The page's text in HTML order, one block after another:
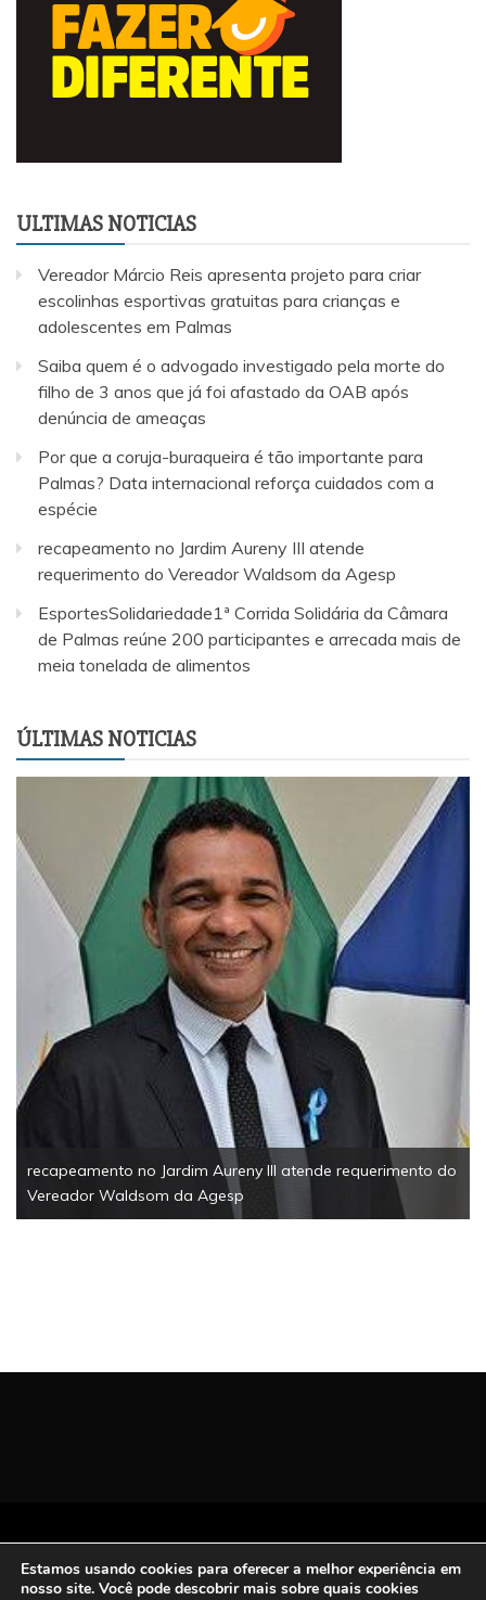
ULTIMAS NOTICIAS
Vereador Márcio Reis apresenta projeto para criar
escolinhas esportivas gratuitas para crianças e
adolescentes em Palmas
Saiba quem é o advogado investigado pela morte do
filho de 3 anos que já foi afastado da OAB após
denúncia de ameaças
Por que a coruja-buraqueira é tão importante para
Palmas? Data internacional reforça cuidados com a
espécie
recapeamento no Jardim Aureny III atende
requerimento do Vereador Waldsom da Agesp
EsportesSolidariedade1ª Corrida Solidária da Câmara
de Palmas reúne 200 participantes e arrecada mais de
meia tonelada de alimentos
ÚLTIMAS NOTICIAS
do
EsportesSolidariedade1ª Corrida Solidária da
Palmas reúne 200 participantes e arrecada
tonelada de alimentos
Todos os Direitos Reservados | San Carlos FM
2021.
Estamos usando cookies para oferecer a melhor experiência em
nosso site. Você pode descobrir mais sobre quais cookies